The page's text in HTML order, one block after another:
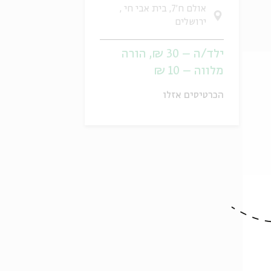
אולם ח'7, בית אבי חי ,
ירושלים
ילד/ה – 30 ₪, הורה
מלווה – 10 ₪
הכרטיסים אזלו